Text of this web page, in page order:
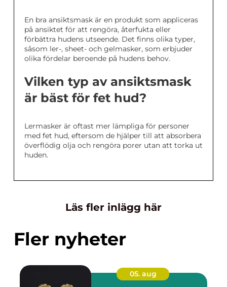
En bra ansiktsmask är en produkt som appliceras
på ansiktet för att rengöra, återfukta eller
förbättra hudens utseende. Det finns olika typer,
såsom ler-, sheet- och gelmasker, som erbjuder
olika fördelar beroende på hudens behov.
Vilken typ av ansiktsmask
är bäst för fet hud?
Lermasker är oftast mer lämpliga för personer
med fet hud, eftersom de hjälper till att absorbera
överflödig olja och rengöra porer utan att torka ut
huden.
Läs fler inlägg här
Fler nyheter
05. aug